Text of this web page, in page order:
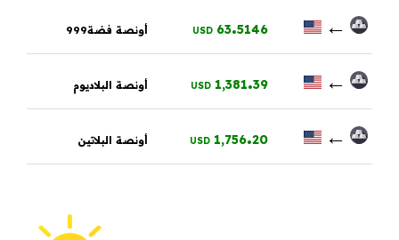
←
63.5146
USD أونصة فضة999
←
1,381.39
USD أونصة البلاديوم
←
1,756.20
USD أونصة البلاتين